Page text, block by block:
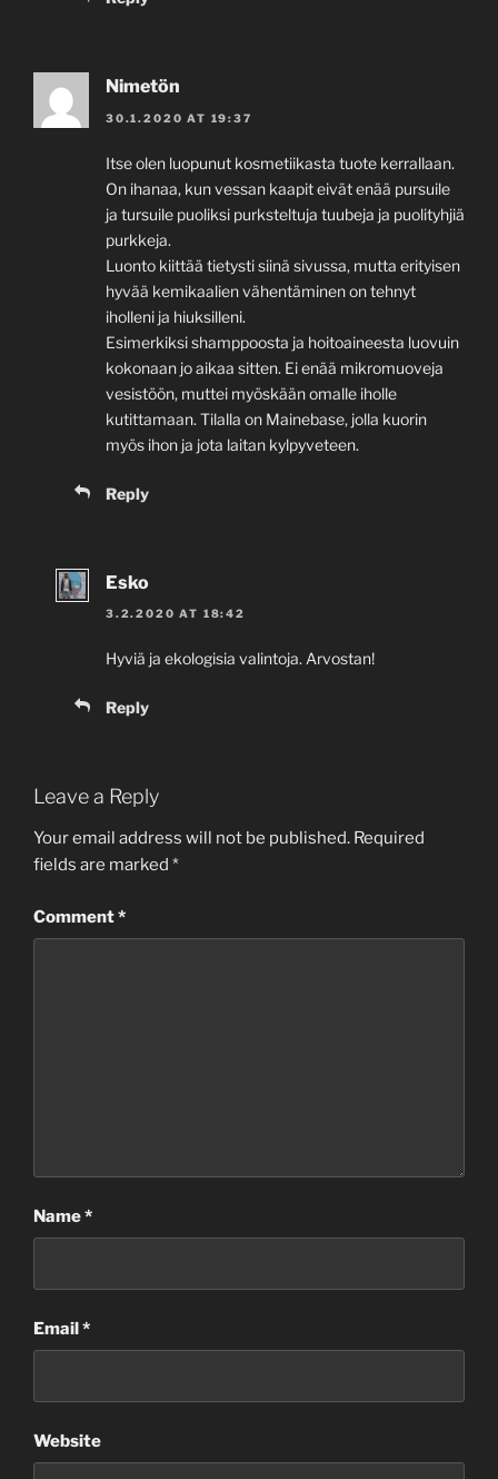
Nimetön
30.1.2020 AT 19:37
Itse olen luopunut kosmetiikasta tuote kerrallaan.
On ihanaa, kun vessan kaapit eivät enää pursuile
ja tursuile puoliksi purksteltuja tuubeja ja puolityhjiä
purkkeja.
Luonto kiittää tietysti siinä sivussa, mutta erityisen
hyvää kemikaalien vähentäminen on tehnyt
iholleni ja hiuksilleni.
Esimerkiksi shamppoosta ja hoitoaineesta luovuin
kokonaan jo aikaa sitten. Ei enää mikromuoveja
vesistöön, muttei myöskään omalle iholle
kutittamaan. Tilalla on Mainebase, jolla kuorin
myös ihon ja jota laitan kylpyveteen.
Reply
Esko
3.2.2020 AT 18:42
Hyviä ja ekologisia valintoja. Arvostan!
Reply
Leave a Reply
Your email address will not be published. Required
fields are marked *
Comment*
Name*
Email*
Website